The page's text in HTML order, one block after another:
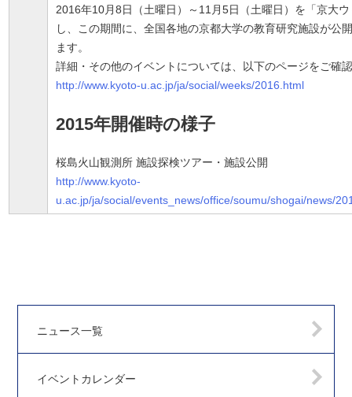
2016年10月8日（土曜日）～11月5日（土曜日）を「京大
し、この期間に、全国各地の京都大学の教育研究施設が公
ます。
詳細・その他のイベントについては、以下のページをご確
http://www.kyoto-u.ac.jp/ja/social/weeks/2016.html
2015年開催時の様子
桜島火山観測所 施設探検ツアー・施設公開
http://www.kyoto-
u.ac.jp/ja/social/events_news/office/soumu/shogai/news/
ニュース一覧
イベントカレンダー